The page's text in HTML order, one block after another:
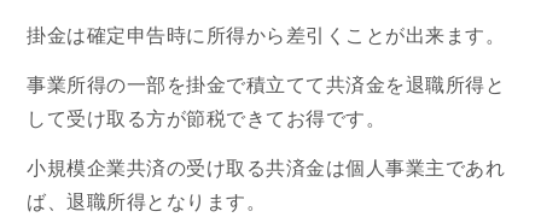
掛金は確定申告時に所得から差引くことが出来ます。
事業所得の一部を掛金で積立てて共済金を退職所得と
して受け取る方が節税できてお得です。
小規模企業共済の受け取る共済金は個人事業主であれ
ば、退職所得となります。